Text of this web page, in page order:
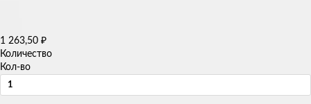
1 263,50 ₽
Количество
Кол-во